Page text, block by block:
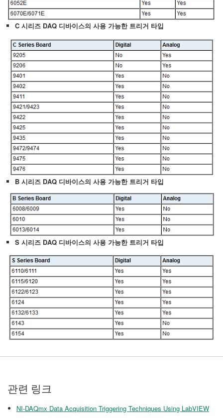
C 시리즈 DAQ 디바이스의 사용 가능한 트리거 타입
B 시리즈 DAQ 디바이스의 사용 가능한 트리거 타입
S 시리즈 DAQ 디바이스의 사용 가능한 트리거 타입
관련 링크
NI-DAQmx Data Acquisition Triggering Techniques Using LabVIEW